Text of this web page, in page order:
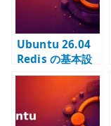
Ubuntu 26.04
Redis の基本設
定 – ローカルキ
ャッシュと Unix
socket を管理す
る